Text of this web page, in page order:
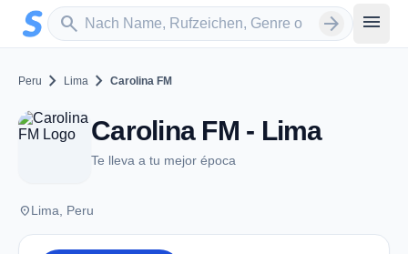
Zum Hauptinhalt springen
search
Sender suchen arrow_forward menu
Peru chevron_right Lima chevron_right Carolina FM
Carolina FM - Lima
Te lleva a tu mejor época
placeLima, Peru